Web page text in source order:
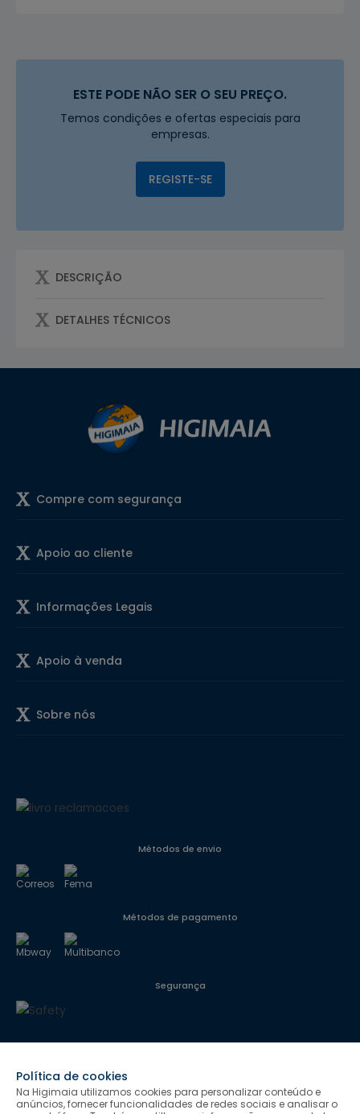
ESTE PODE NÃO SER O SEU PREÇO.
Temos condições e ofertas especiais para
empresas.
REGISTE-SE
DESCRIÇÃO
DETALHES TÉCNICOS
Compre com segurança
Apoio ao cliente
Informações Legais
Apoio à venda
Sobre nós
Métodos de envio
Métodos de pagamento
Segurança
Siga-nos
Política de cookies
Na Higimaia utilizamos cookies para personalizar conteúdo e
anúncios, fornecer funcionalidades de redes sociais e analisar o